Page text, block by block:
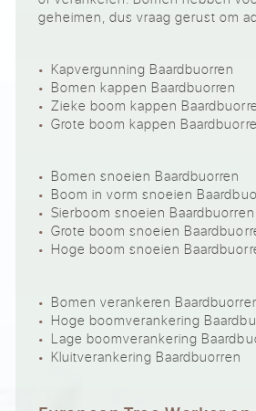
geheimen, dus vraag gerust om
Kapvergunning Baardbuorren
Bomen kappen Baardbuorren
Zieke boom kappen
Grote boom kappen
Bomen snoeien Baardbuorren
Boom in vorm snoeien
Sierboom snoeien Baardbuorren
Grote boom snoeien
Hoge boom snoeien
Bomen verankeren
Hoge boomverankering
Lage boomverankering
Kluitverankering Baardbuorren